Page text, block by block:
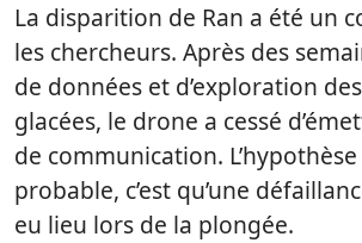
La disparition de Ran a été un
les chercheurs. Après des
de données et d’exploration
glacées, le drone a cessé
de communication.
probable, c’est qu’une
eu lieu lors de la plongée.